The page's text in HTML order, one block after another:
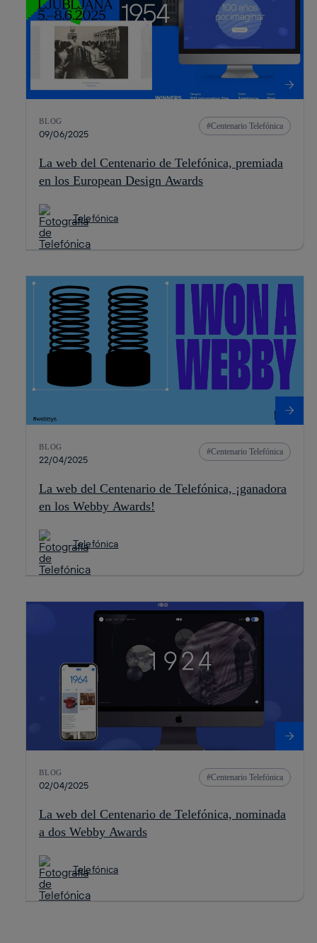
BLOG
09/06/2025
Centenario Telefónica
La web del Centenario de Telefónica, premiada
en los European Design Awards
Telefónica
BLOG
22/04/2025
Centenario Telefónica
La web del Centenario de Telefónica, ¡ganadora
en los Webby Awards!
Telefónica
BLOG
02/04/2025
Centenario Telefónica
La web del Centenario de Telefónica, nominada
a dos Webby Awards
Telefónica